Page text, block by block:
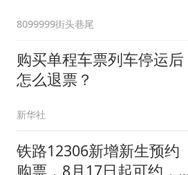
8099999街头巷尾
购买单程车票列车停运后
怎么退票？
新华社
铁路12306新增新生预约
购票，8月17日起可约，